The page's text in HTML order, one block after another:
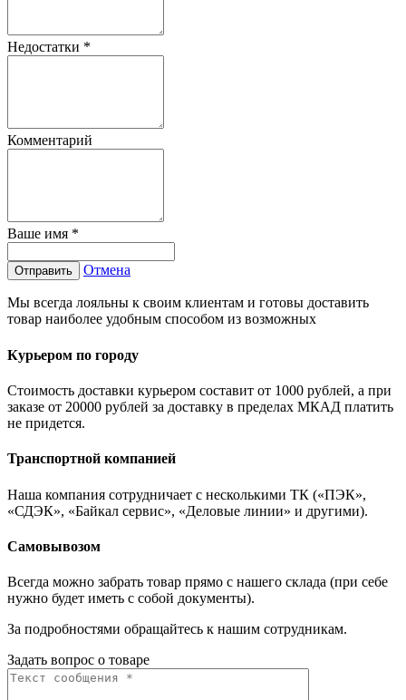
Недостатки *
Комментарий
Ваше имя *
Отправить Отмена
Мы всегда лояльны к своим клиентам и готовы доставить
товар наиболее удобным способом из возможных
Курьером по городу
Стоимость доставки курьером составит от 1000 рублей, а при
заказе от 20000 рублей за доставку в пределах МКАД платить
не придется.
Транспортной компанией
Наша компания сотрудничает с несколькими ТК («ПЭК»,
«СДЭК», «Байкал сервис», «Деловые линии» и другими).
Самовывозом
Всегда можно забрать товар прямо с нашего склада (при себе
нужно будет иметь с собой документы).
За подробностями обращайтесь к нашим сотрудникам.
Задать вопрос о товаре